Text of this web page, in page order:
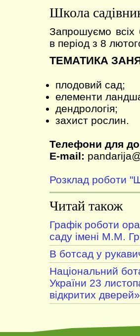
Школа
Запрошуємо
в період з 8
ТЕМАТИКА
плодовий сад;
елементи
дендрологія;
захист рослин.
Телефони для
E-mail:
Розклад роботи
Читай також
Графік роботи
саду імені М.М.
В ботсад у
Національний
України 23
відкритих